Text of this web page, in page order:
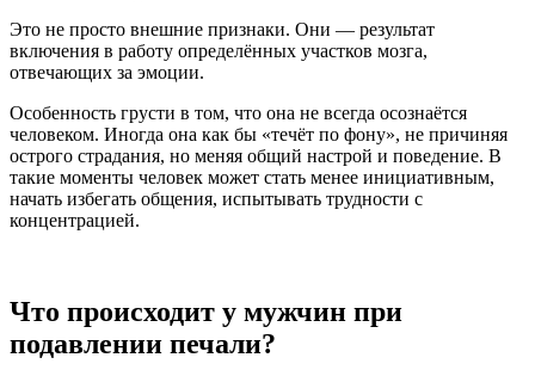
Это не просто внешние признаки. Они — результат
включения в работу определённых участков мозга,
отвечающих за эмоции.
Особенность грусти в том, что она не всегда осознаётся
человеком. Иногда она как бы «течёт по фону», не причиняя
острого страдания, но меняя общий настрой и поведение. В
такие моменты человек может стать менее инициативным,
начать избегать общения, испытывать трудности с
концентрацией.
Что происходит у мужчин при
подавлении печали?